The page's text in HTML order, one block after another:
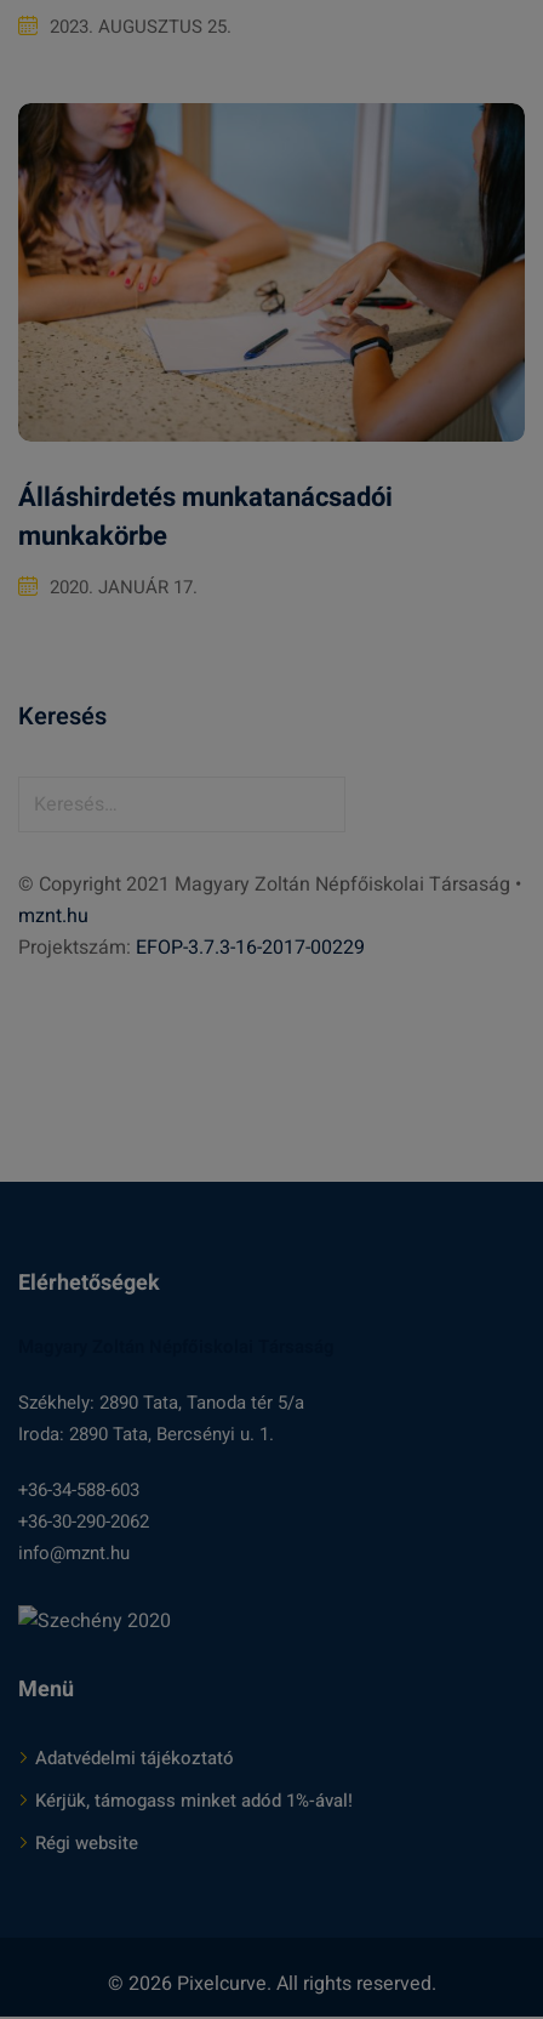
2023. AUGUSZTUS 25.
Álláshirdetés munkatanácsadói
munkakörbe
2020. JANUÁR 17.
Keresés
e
s
é
© Copyright 2021 Magyary Zoltán Népfőiskolai Társaság •
mznt.hu
Projektszám: EFOP-3.7.3-16-2017-00229
Elérhetőségek
Székhely: 2890 Tata, Tanoda tér 5/a
Iroda: 2890 Tata, Bercsényi u. 1.
+36-34-588-603
+36-30-290-2062
info@mznt.hu
Menü
Adatvédelmi tájékoztató
Kérjük, támogass minket adód 1%-ával!
Régi website
© 2026 Pixelcurve. All rights reserved.